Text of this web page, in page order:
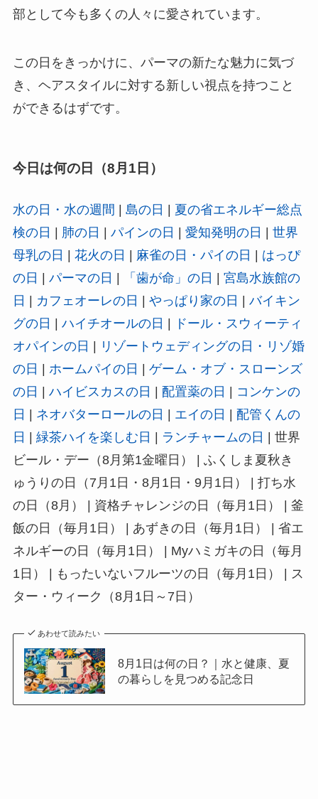
部として今も多くの人々に愛されています。
この日をきっかけに、パーマの新たな魅力に気づ
き、ヘアスタイルに対する新しい視点を持つこと
ができるはずです。
今日は何の日（8月1日）
水の日・水の週間 | 島の日 | 夏の省エネルギー総点
検の日 | 肺の日 | パインの日 | 愛知発明の日 | 世界
母乳の日 | 花火の日 | 麻雀の日・パイの日 | はっぴ
の日 | パーマの日 | 「歯が命」の日 | 宮島水族館の
日 | カフェオーレの日 | やっぱり家の日 | バイキン
グの日 | ハイチオールの日 |
ドール・スウィーティ
オパインの日 | リゾートウェディングの日・リゾ婚
の日 | ホームパイの日 | ゲーム・オブ・スローンズ
の日 | ハイビスカスの日 | 配置薬の日 | コンケンの
日 | ネオバターロールの日 | エイの日 | 配管くんの
日 | 緑茶ハイを楽しむ日 | ランチャームの日 | 世界
ビール・デー（8月第1金曜日） | ふくしま夏秋き
ゅうりの日（7月1日・8月1日・9月1日） | 打ち水
の日（8月） | 資格チャレンジの日（毎月1日） | 釜
飯の日（毎月1日） | あずきの日（毎月1日） | 省エ
ネルギーの日（毎月1日） | Myハミガキの日（毎月
1日） | もったいないフルーツの日（毎月1日） | ス
ター・ウィーク（8月1日～7日）
あわせて読みたい
8月1日は何の日？｜水と健康、夏
の暮らしを見つめる記念日